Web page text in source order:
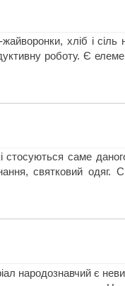
хліб і сіль
роботу. Є
стосуються саме
святковий
народознавчий є